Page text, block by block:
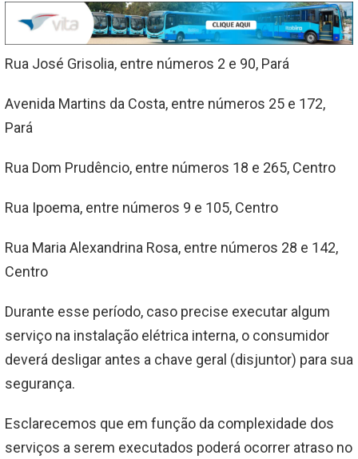
Rua José Grisolia, entre números 2 e 90, Pará
Avenida Martins da Costa, entre números 25 e 172,
Pará
Rua Dom Prudêncio, entre números 18 e 265, Centro
Rua Ipoema, entre números 9 e 105, Centro
Rua Maria Alexandrina Rosa, entre números 28 e 142,
Centro
Durante esse período, caso precise executar algum
serviço na instalação elétrica interna, o consumidor
deverá desligar antes a chave geral (disjuntor) para sua
segurança.
Esclarecemos que em função da complexidade dos
serviços a serem executados poderá ocorrer atraso no